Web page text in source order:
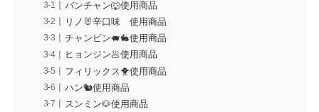
バンチャン🐺使用商品
リノ🐰辛口味 使用商品
チャンビン🐖🐇使用商品
ヒョンジン🥟使用商品
フィリックス🐥使用商品
ハン🐿使用商品
スンミン🐶使用商品